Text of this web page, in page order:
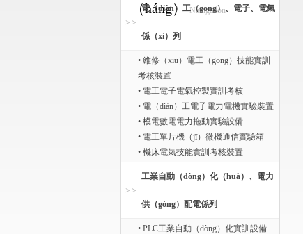
（háng） Navigation
電（diàn）工（gōng）、電子、電氣
係（xì）列
• 維修（xiū）電工（gōng）技能實訓
考核裝置
• 電工電子電氣控製實訓考核
• 電（diàn）工電子電力電機實驗裝置
• 模電數電電力拖動實驗設備
• 電工單片機（jī）微機通信實驗箱
• 機床電氣技能實訓考核裝置
工業自動（dòng）化（huà）、電力
供（gòng）配電係列
• PLC工業自動（dòng）化實訓設備